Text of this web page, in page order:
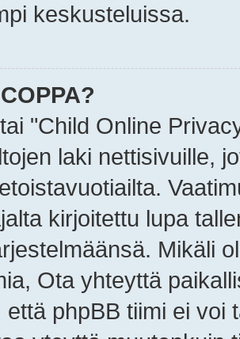
keskusteluissa.
"Child Online
laki nettisivuille,
kirjoitettu lupa
Mikäli
Ota yhteyttä
että phpBB tiimi ei